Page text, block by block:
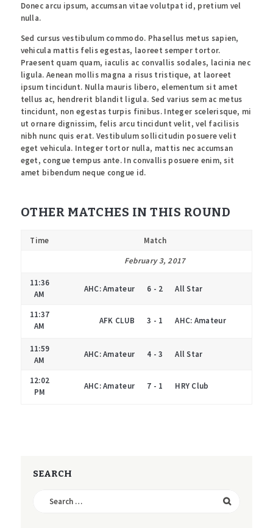
Donec arcu ipsum, accumsan vitae volutpat id, pretium vel
nulla.
Sed cursus vestibulum commodo. Phasellus metus sapien,
vehicula mattis felis egestas, laoreet semper tortor.
Praesent quam quam, iaculis ac convallis sodales, lacinia nec
ligula. Aenean mollis magna a risus tristique, at laoreet
ipsum tincidunt. Nulla mauris libero, elementum sit amet
tellus ac, hendrerit blandit ligula. Sed varius sem ac metus
tincidunt, non egestas turpis finibus. Integer scelerisque, mi
ut ornare dignissim, felis arcu tincidunt velit, vel facilisis
nibh nunc quis erat. Vestibulum sollicitudin posuere velit
eget vehicula. Integer tortor nulla, mattis nec accumsan
eget, congue tempus ante. In convallis posuere enim, sit
amet bibendum neque congue id.
OTHER MATCHES IN THIS ROUND
Time
Match
February 3, 2017
11:36
AM
AHC: Amateur 6 - 2 All Star
11:37
AM
AFK CLUB 3 - 1 AHC: Amateur
11:59
AM
AHC: Amateur 4 - 3 All Star
12:02
PM
AHC: Amateur 7 - 1 HRY Club
SEARCH